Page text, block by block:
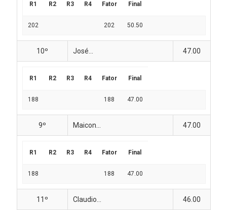
R1 R2 R3 R4 Fator Final
202 202 50.50
10º José... 47.00
R1 R2 R3 R4 Fator Final
188 188 47.00
9º Maicon... 47.00
R1 R2 R3 R4 Fator Final
188 188 47.00
11º Claudio... 46.00